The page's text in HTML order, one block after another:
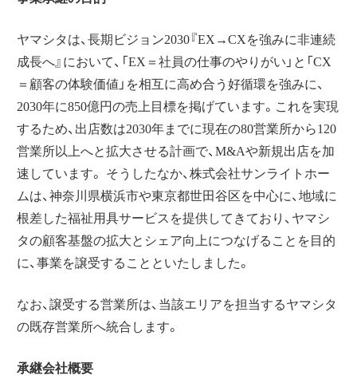
ヤマシタは、長期ビジョン2030『EX→CXを強みに非連続
成長へ』において、「EX＝社員の仕事のやりがい」と「CX
＝顧客の体験価値」を相互に高め合う好循環を強みに、
2030年に850億円の売上目標を掲げています。これを実現
するため、出店数は2030年までに現在の80営業所から120
営業所以上へと拡大させる計画で、M&Aや新規出店を加
速しています。 そうしたなか、株式会社サンライトホー
ムは、神奈川県横浜市や東京都世田谷区を中心に、地域に
根差した福祉用具サービスを提供してきており、ヤマシ
タの顧客基盤の拡大とシェア向上につなげることを目的
に、事業を譲受することといたしました。
なお、譲受する営業所は、当該エリアを担当するヤマシタ
の既存営業所へ統合します。
承継会社概要